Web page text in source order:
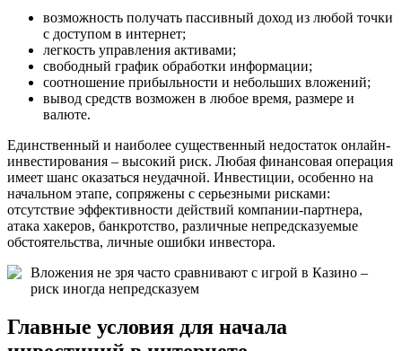
возможность получать пассивный доход из любой точки
с доступом в интернет;
легкость управления активами;
свободный график обработки информации;
соотношение прибыльности и небольших вложений;
вывод средств возможен в любое время, размере и
валюте.
Единственный и наиболее существенный недостаток онлайн-
инвестирования – высокий риск. Любая финансовая операция
имеет шанс оказаться неудачной. Инвестиции, особенно на
начальном этапе, сопряжены с серьезными рисками:
отсутствие эффективности действий компании-партнера,
атака хакеров, банкротство, различные непредсказуемые
обстоятельства, личные ошибки инвестора.
Вложения не зря часто сравнивают с игрой в Казино –
риск иногда непредсказуем
Главные условия для начала